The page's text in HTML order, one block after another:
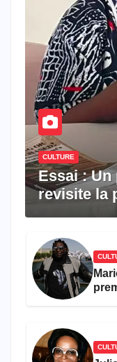
CULTURE
Essai : Un
revisite la